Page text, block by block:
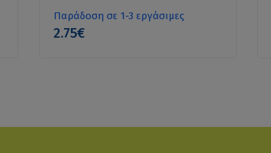
Παράδοση σε 1-3 εργάσιμες
2.75€